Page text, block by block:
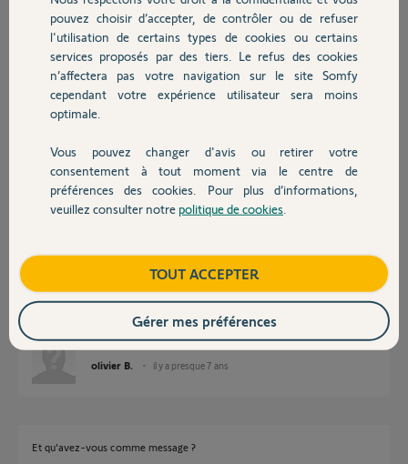
Chauffage
Autres produits
Devis avec un pro
Contact
Réponses
Bonjour
Bonne journée !
Jean-Luc B. il y a presque 7 ans
l'application Somfy TAHOMA. Toujours impossible à se connecter dessus
(mon épouse y arrive sans problème elle avec son iphone)
olivier B. il y a presque 7 ans
Et qu'avez-vous comme message ?
pouvez choisir d’accepter, de contrôler ou de refuser
l'utilisation de certains types de cookies ou certains
services proposés par des tiers. Le refus des cookies
n’affectera pas votre navigation sur le site Somfy
cependant votre expérience utilisateur sera moins
optimale.
Vous pouvez changer d'avis ou retirer votre
consentement à tout moment via le centre de
préférences des cookies. Pour plus d’informations,
veuillez consulter notre politique de cookies
TOUT ACCEPTER
Gérer mes préférences